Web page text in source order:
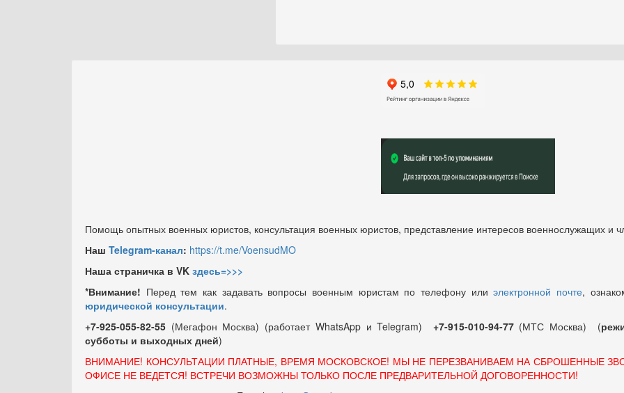
Помощь опытных военных юристов, консультация военных юристов, представление интересов военнослужащих и
Наш Telegram-канал: https://t.me/VoensudMO
Наша страничка в VK здесь=>>>
*Внимание! Перед тем как задавать вопросы военным юристам по телефону илиэлектронной почте,
юридической консультации.
+7-925-055-82-55 (Мегафон Москва) (работает WhatsApp и Telegram) +7-915-010-94-77 (МТС Москва) (
субботы и выходных дней)
ВНИМАНИЕ! КОНСУЛЬТАЦИИ ПЛАТНЫЕ, ВРЕМЯ МОСКОВСКОЕ! МЫ НЕ ПЕРЕЗВАНИВАЕМ НА СБРОШЕННЫЕ
ОФИСЕ НЕ ВЕДЕТСЯ! ВСТРЕЧИ ВОЗМОЖНЫ ТОЛЬКО ПОСЛЕ ПРЕДВАРИТЕЛЬНОЙ ДОГОВОРЕННОСТИ!